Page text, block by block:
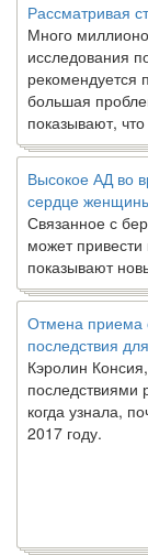
Рассматривая
Много
исследования
рекомендуется
большая
показывают,
Высокое АД во
сердце
Связанное с
может
показывают
Отмена приема
последствия
Кэролин
последствиями
когда узнала,
2017 году.